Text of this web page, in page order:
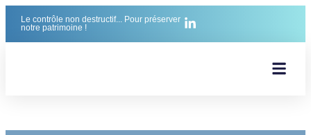
Le contrôle non destructif... Pour préserver
notre patrimoine !